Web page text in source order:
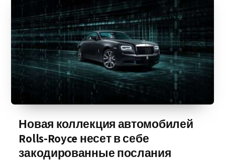
Новая коллекция автомобилей
Rolls-Royce несет в себе
закодированные послания